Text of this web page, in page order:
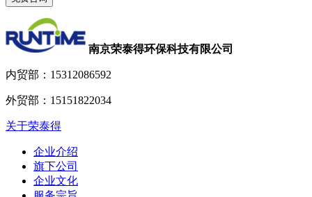
南京荣泰得环保科技有限公司
内贸部： 15312086592
外贸部： 15151822034
关于荣泰得
企业介绍
旗下公司
企业文化